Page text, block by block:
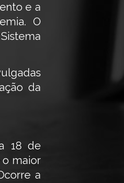
e a
O
da
18 de
o maior
a